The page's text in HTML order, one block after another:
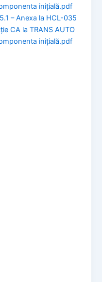
inițială.pdf
– Anexa la HCL-035
CA la TRANS AUTO
inițială.pdf